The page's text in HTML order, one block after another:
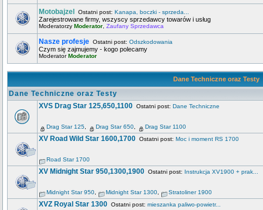
Motobajzel Ostatni post: Kanapa, boczki - sprzeda...
Zarejestrowane firmy, wszyscy sprzedawcy towarów i usług
Moderatorzy Moderator Zaufany Sprzedawca
Nasze profesje Ostatni post: Odszkodowania
Czym się zajmujemy - kogo polecamy
ModeratorModerator
Dane Techniczne oraz Testy
Dane Techniczne oraz Testy
XVS Drag Star 125,650,1100 Ostatni post: Dane Techniczne
Drag Star 125 Drag Star 650 Drag Star 1100
XV Road Wild Star 1600,1700 Ostatni post: Moc i moment RS 1700
Road Star 1700
XV Midnight Star 950,1300,1900 Ostatni post: Instrukcja XV1900 + prak...
Midnight Star 950 Midnight Star 1300 Stratoliner 1900
XVZ Royal Star 1300 Ostatni post: mieszanka paliwo-powietr...